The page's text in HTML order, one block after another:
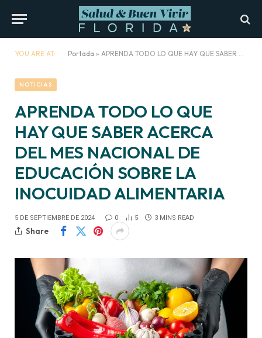
YOU ARE AT: Portada » APRENDA TODO LO QUE HAY QUE SABER ACERCA DEL MES NACIONAL DE EDUCACIÓN SOBRE LA INOCUIDAD ALIMENTARIA
NOTICIAS
APRENDA TODO LO QUE
HAY QUE SABER ACERCA
DEL MES NACIONAL DE
EDUCACIÓN SOBRE LA
INOCUIDAD ALIMENTARIA
5 DE SEPTIEMBRE DE 2024 0 5 3 MINS READ
Share